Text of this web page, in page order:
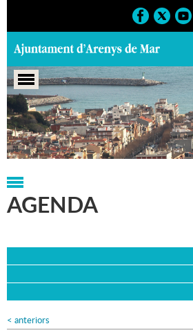
Portada > Agenda > 15-04-2026
AGENDA
< anteriors